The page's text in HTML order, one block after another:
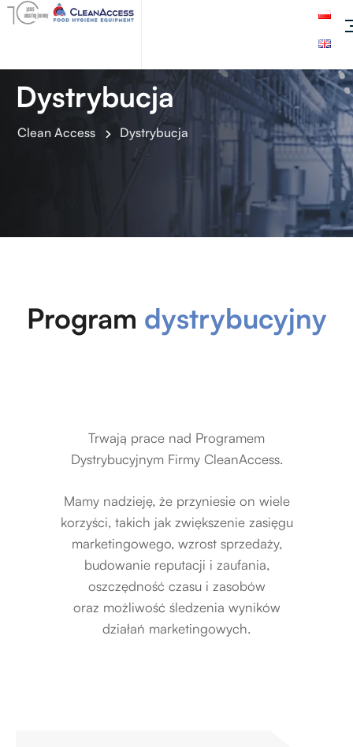
Dystrybucja
Clean Access Dystrybucja
Program dystrybucyjny
Trwają prace nad Programem
Dystrybucyjnym Firmy CleanAccess.
Mamy nadzieję, że przyniesie on wiele
korzyści, takich jak zwiększenie zasięgu
marketingowego, wzrost sprzedaży,
budowanie reputacji i zaufania,
oszczędność czasu i zasobów
oraz możliwość śledzenia wyników
działań marketingowych.